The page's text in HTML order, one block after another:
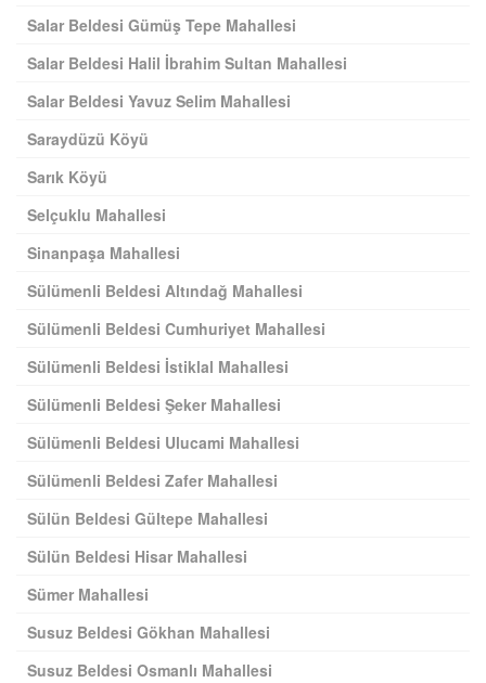
Salar Beldesi Gümüş Tepe Mahallesi
Salar Beldesi Halil İbrahim Sultan Mahallesi
Salar Beldesi Yavuz Selim Mahallesi
Saraydüzü Köyü
Sarık Köyü
Selçuklu Mahallesi
Sinanpaşa Mahallesi
Sülümenli Beldesi Altındağ Mahallesi
Sülümenli Beldesi Cumhuriyet Mahallesi
Sülümenli Beldesi İstiklal Mahallesi
Sülümenli Beldesi Şeker Mahallesi
Sülümenli Beldesi Ulucami Mahallesi
Sülümenli Beldesi Zafer Mahallesi
Sülün Beldesi Gültepe Mahallesi
Sülün Beldesi Hisar Mahallesi
Sümer Mahallesi
Susuz Beldesi Gökhan Mahallesi
Susuz Beldesi Osmanlı Mahallesi